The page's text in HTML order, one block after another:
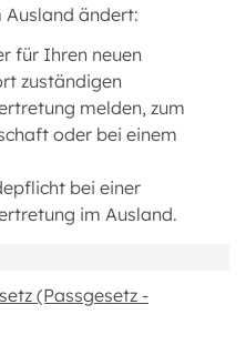
Ausland ändert:
für Ihren neuen
zuständigen
melden, zum
oder bei einem
bei einer
im Ausland.
(Passgesetz -